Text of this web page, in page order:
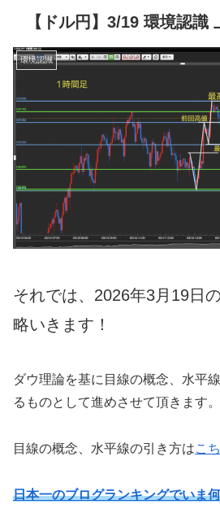
【ドル円】3/19 環境認識
環境認識
それでは、2026年3月19日
略いきます！
ダウ理論を基に目線の概念、水平
るものとして進めさせて頂きます。
目線の概念、水平線の引き方はこ
日本一のブログランキングでいま